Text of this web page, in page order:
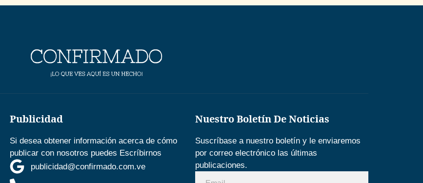
Publicidad
Si desea obtener información acerca de cómo
publicar con nosotros puedes Escríbirnos
publicidad@confirmado.com.ve
Nuestro Boletín De Noticias
Suscríbase a nuestro boletín y le enviaremos
por correo electrónico las últimas
publicaciones.